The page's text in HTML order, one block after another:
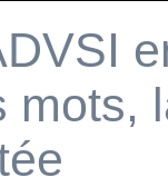
mots,